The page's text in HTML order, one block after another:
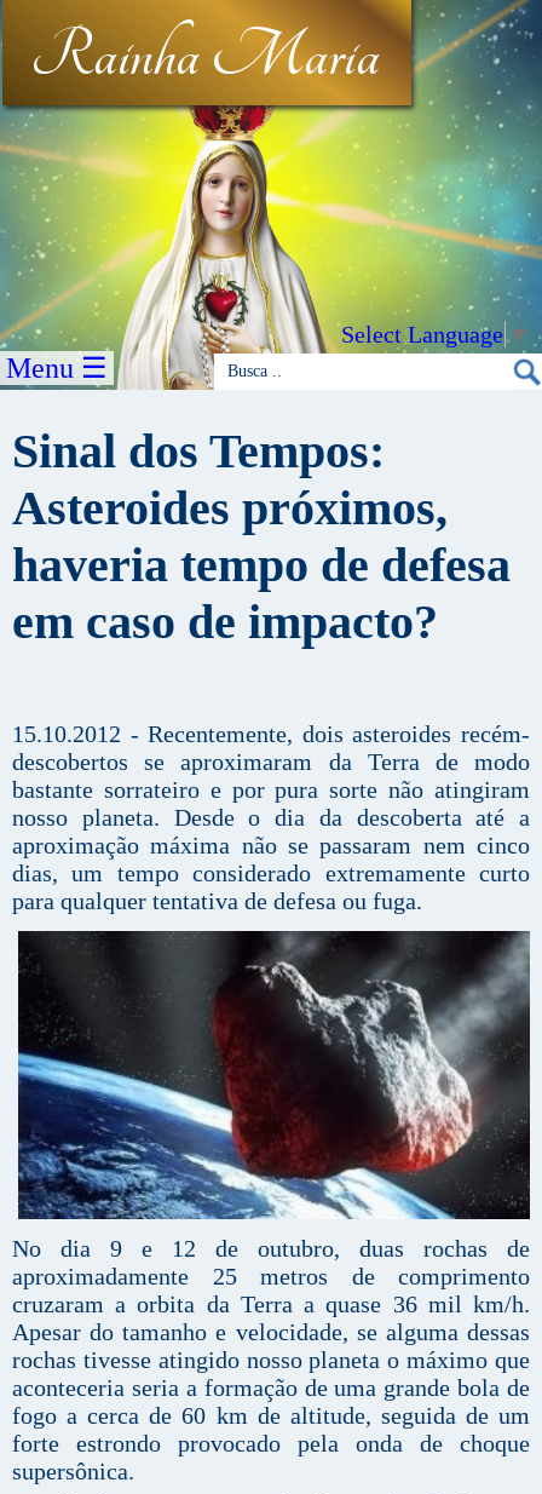
Rainha Maria
Select Language▼
Menu ☰
Sinal dos Tempos:
Asteroides próximos,
haveria tempo de defesa
em caso de impacto?
15.10.2012 - Recentemente, dois asteroides recém-
descobertos se aproximaram da Terra de modo
bastante sorrateiro e por pura sorte não atingiram
nosso planeta. Desde o dia da descoberta até a
aproximação máxima não se passaram nem cinco
dias, um tempo considerado extremamente curto
para qualquer tentativa de defesa ou fuga.
No dia 9 e 12 de outubro, duas rochas de
aproximadamente 25 metros de comprimento
cruzaram a orbita da Terra a quase 36 mil km/h.
Apesar do tamanho e velocidade, se alguma dessas
rochas tivesse atingido nosso planeta o máximo que
aconteceria seria a formação de uma grande bola de
fogo a cerca de 60 km de altitude, seguida de um
forte estrondo provocado pela onda de choque
supersônica.